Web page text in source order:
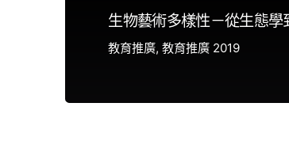
生物藝術多樣性－從生態學
教育推廣 教育推廣 2019